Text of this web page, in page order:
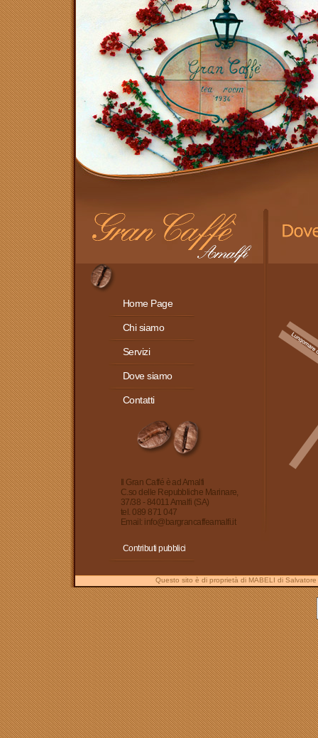
Home Page
Chi siamo
Servizi
Dove siamo
Contatti
Il Gran Caffé è ad Amalfi
C.so delle Repubbliche Marinare,
37/38 - 84011 Amalfi (SA)
tel. 089 871 047
Email: info@bargrancaffeamalfi.it
Contributi pubblici
Questo sito è di proprietà di MABELI di